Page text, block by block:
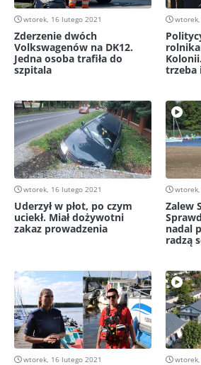
wtorek, 16 lutego 2021
Zderzenie dwóch
Volkswagenów na DK12.
Jedna osoba trafiła do
szpitala
wtorek,
trzeba
wtorek, 16 lutego 2021
Uderzył w płot, po czym
uciekł. Miał dożywotni
zakaz prowadzenia
wtorek,
Zalew
nadal
radzą
wtorek, 16 lutego 2021 wtorek,